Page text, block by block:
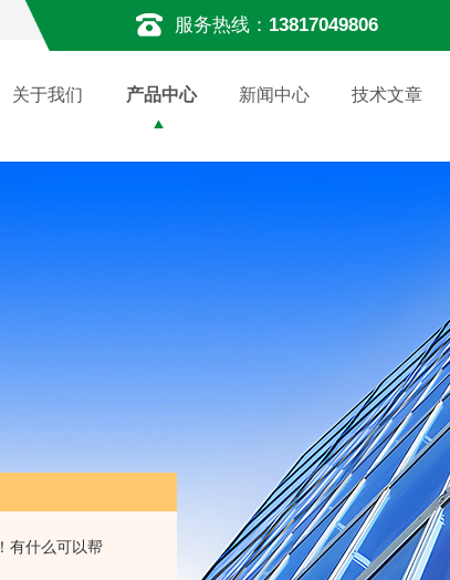
有什么可以帮
服务热线： 13817049806
关于我们 产品中心 新闻中心 技术文章